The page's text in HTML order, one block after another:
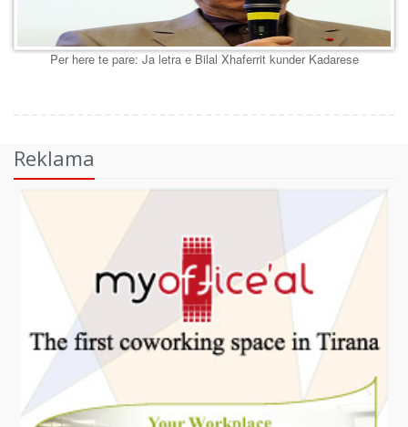
Per here te pare: Ja letra e Bilal Xhaferrit kunder Kadarese
Reklama